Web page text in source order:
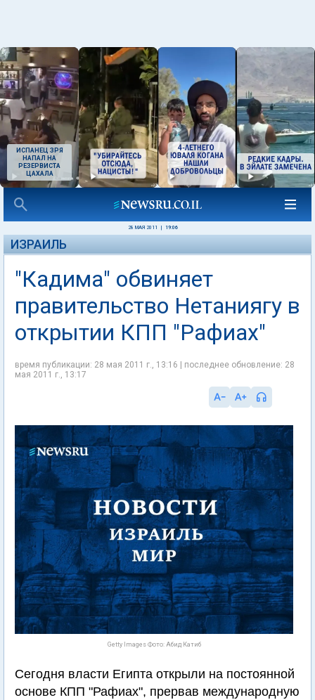
ИСПАНЕЦ ЗРЯ
НАПАЛ НА
РЕЗЕРВИСТА
ЦАХАЛА
28 МАЯ 2011 19:06
ИЗРАИЛЬ
"Кадима" обвиняет
правительство Нетаниягу в
открытии КПП "Рафиах"
время публикации: 28 мая 2011 г., 13:16 | последнее обновление: 28
мая 2011 г., 13:17
Getty Images Фото: Абид Катиб
Сегодня власти Египта открыли на постоянной
основе КПП "Рафиах", прервав международную